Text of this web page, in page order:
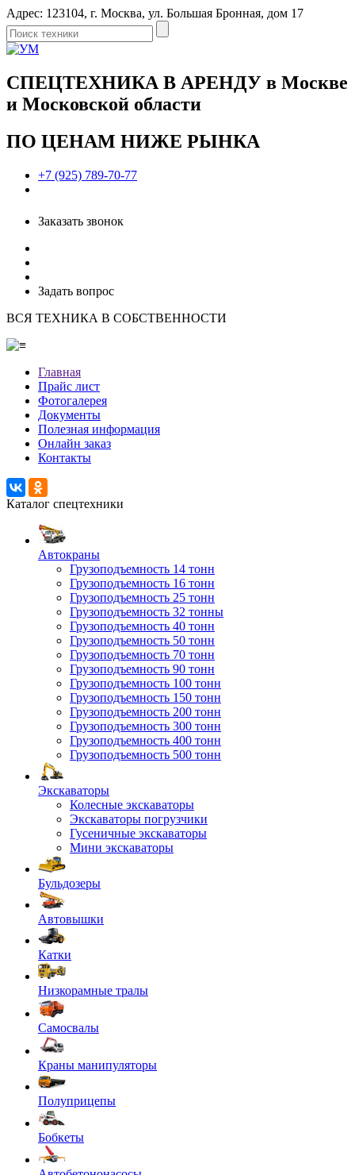
Адрес: 123104, г. Москва, ул. Большая Бронная, дом 17
СПЕЦТЕХНИКА В АРЕНДУ в Москве
и Московской области
ПО ЦЕНАМ НИЖЕ РЫНКА
+7 (925) 789-70-77
Заказать звонок
Задать вопрос
ВСЯ ТЕХНИКА В СОБСТВЕННОСТИ
Главная
Прайс лист
Фотогалерея
Документы
Полезная информация
Онлайн заказ
Контакты
Каталог спецтехники
Автокраны
Грузоподъемность 14 тонн
Грузоподъемность 16 тонн
Грузоподъемность 25 тонн
Грузоподъемность 32 тонны
Грузоподъемность 40 тонн
Грузоподъемность 50 тонн
Грузоподъемность 70 тонн
Грузоподъемность 90 тонн
Грузоподъемность 100 тонн
Грузоподъемность 150 тонн
Грузоподъемность 200 тонн
Грузоподъемность 300 тонн
Грузоподъемность 400 тонн
Грузоподъемность 500 тонн
Экскаваторы
Колесные экскаваторы
Экскаваторы погрузчики
Гусеничные экскаваторы
Мини экскаваторы
Бульдозеры
Автовышки
Катки
Низкорамные тралы
Самосвалы
Краны манипуляторы
Полуприцепы
Бобкеты